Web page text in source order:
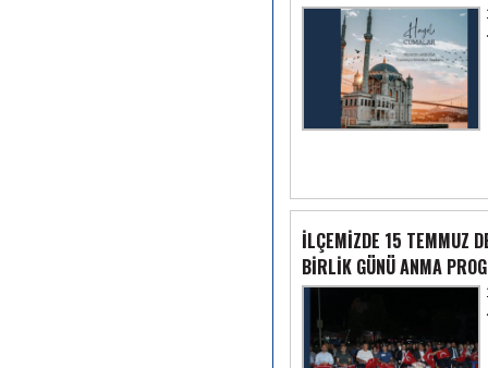
İLÇEMİZDE 15 TEMMUZ
BİRLİK GÜNÜ ANMA